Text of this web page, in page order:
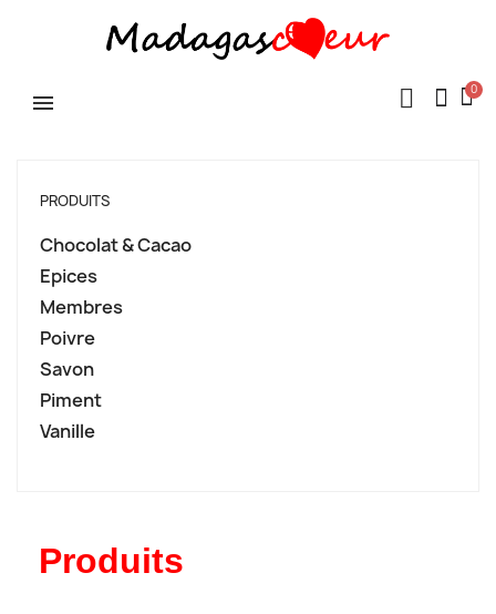
PRODUITS
Chocolat & Cacao
Epices
Membres
Poivre
Savon
Piment
Vanille
Produits